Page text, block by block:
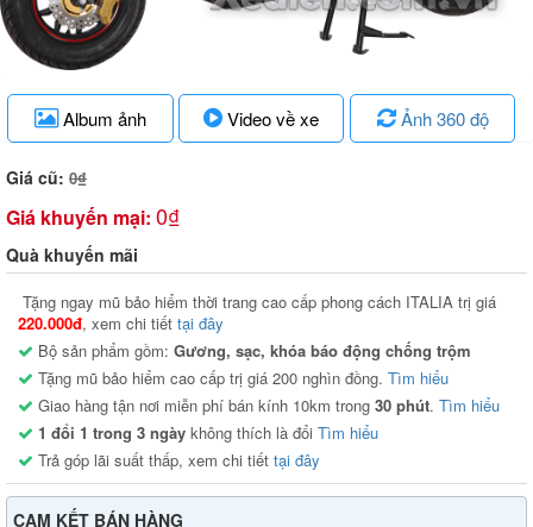
Album ảnh Video về xe Ảnh 360 độ
Giá cũ: 0₫
Giá khuyến mại: 0₫
Quà khuyến mãi
Tặng ngay mũ bảo hiểm thời trang cao cấp phong cách ITALIA trị giá
220.000đ, xem chi tiết tại đây
Bộ sản phẩm gồm: Gương, sạc, khóa báo động chống trộm
Tặng mũ bảo hiểm cao cấp trị giá 200 nghìn đồng. Tìm hiểu
Giao hàng tận nơi miễn phí bán kính 10km trong 30 phút. Tìm hiểu
1 đổi 1 trong 3 ngày không thích là đổi Tìm hiểu
Trả góp lãi suất thấp, xem chi tiết tại đây
CAM KẾT BÁN HÀNG